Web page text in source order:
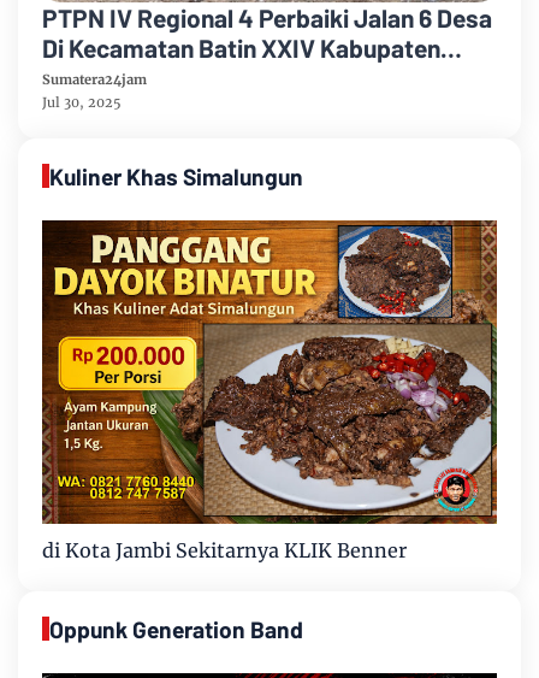
PTPN IV Regional 4 Perbaiki Jalan 6 Desa
Di Kecamatan Batin XXIV Kabupaten
Batang Hari Untuk Meningkatkan
Ekonomi Masyarakat
Sumatera24jam
Jul 30, 2025
Kuliner Khas Simalungun
di Kota Jambi Sekitarnya KLIK Benner
Oppunk Generation Band